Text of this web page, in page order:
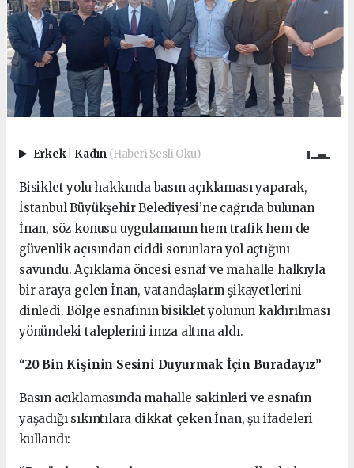
Erkek Kadın (Haberi Sesli Oku)
Bisiklet yolu hakkında basın açıklaması yaparak,
İstanbul Büyükşehir Belediyesi’ne çağrıda bulunan
İnan, söz konusu uygulamanın hem trafik hem de
güvenlik açısından ciddi sorunlara yol açtığını
savundu. Açıklama öncesi esnaf ve mahalle halkıyla
bir araya gelen İnan, vatandaşların şikayetlerini
dinledi. Bölge esnafının bisiklet yolunun kaldırılması
yönündeki taleplerini imza altına aldı.
“20 Bin Kişinin Sesini Duyurmak İçin Buradayız”
Basın açıklamasında mahalle sakinleri ve esnafın
yaşadığı sıkıntılara dikkat çeken İnan, şu ifadeleri
kullandı: